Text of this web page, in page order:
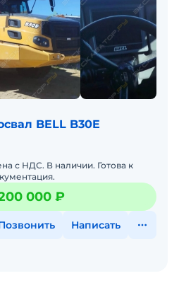
BELL B30E
с НДС. В наличии. Готова к
000 ₽
Написать